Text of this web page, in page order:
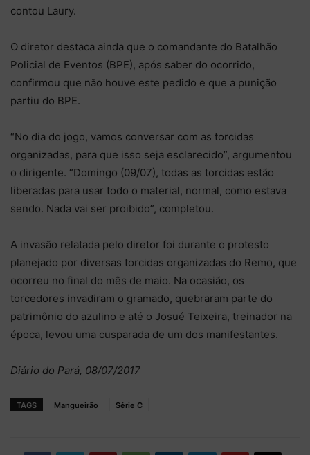
contou Laury.
O diretor destaca ainda que o comandante do Batalhão
Policial de Eventos (BPE), após saber do ocorrido,
confirmou que não houve este pedido e que a punição
partiu do BPE.
“No dia do jogo, vamos conversar com as torcidas
organizadas, para que isso seja esclarecido”, argumentou
o dirigente. “Domingo (09/07), todas as torcidas estão
liberadas para usar todo o material, normal, como estava
sendo. Nada vai ser proibido”, completou.
A invasão relatada pelo diretor foi durante o protesto
planejado por diversas torcidas organizadas do Remo, que
ocorreu no final do mês de maio. Na ocasião, os
torcedores invadiram o gramado, quebraram parte do
patrimônio do azulino e até o Josué Teixeira, treinador na
época, levou uma cusparada de um dos manifestantes.
Diário do Pará, 08/07/2017
TAGS Mangueirão Série C